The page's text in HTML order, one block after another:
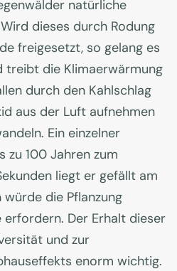
natürliche
dieses durch Rodung
freigesetzt, so gelang es
treibt die Klimaerwärmung
durch den Kahlschlag
aus der Luft aufnehmen
Ein einzelner
zu 100 Jahren zum
liegt er gefällt am
würde die Pflanzung
Der Erhalt dieser
und zur
enorm wichtig.